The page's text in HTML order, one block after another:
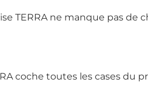
TERRA ne manque pas
coche toutes les cases du